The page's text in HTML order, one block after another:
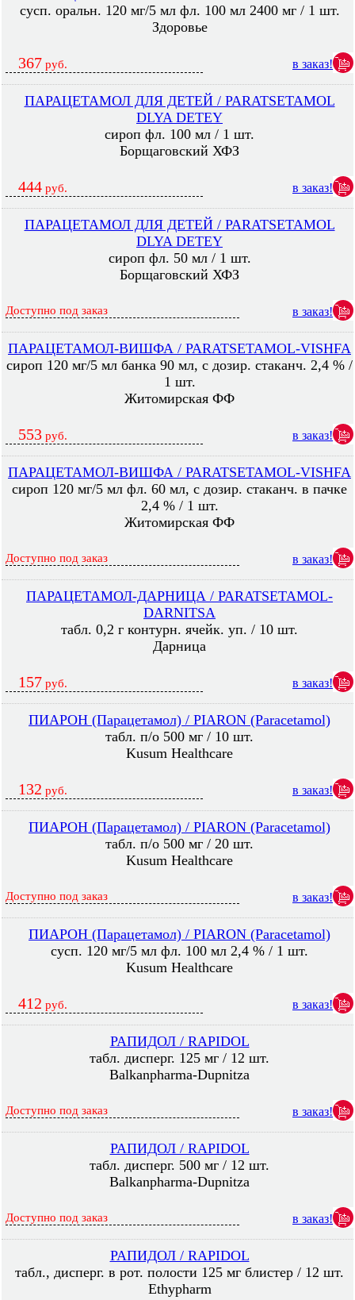
сусп. оральн. 120 мг/5 мл фл. 100 мл 2400 мг / 1 шт.
Здоровье
367 руб. в заказ!
ПАРАЦЕТАМОЛ ДЛЯ ДЕТЕЙ / PARATSETAMOL
DLYA DETEY
сироп фл. 100 мл / 1 шт.
Борщаговский ХФЗ
444 руб. в заказ!
ПАРАЦЕТАМОЛ ДЛЯ ДЕТЕЙ / PARATSETAMOL
DLYA DETEY
сироп фл. 50 мл / 1 шт.
Борщаговский ХФЗ
Доступно под заказ в заказ!
ПАРАЦЕТАМОЛ-ВИШФА / PARATSETAMOL-VISHFA
сироп 120 мг/5 мл банка 90 мл, с дозир. стаканч. 2,4 % /
1 шт.
Житомирская ФФ
553 руб. в заказ!
ПАРАЦЕТАМОЛ-ВИШФА / PARATSETAMOL-VISHFA
сироп 120 мг/5 мл фл. 60 мл, с дозир. стаканч. в пачке
2,4 % / 1 шт.
Житомирская ФФ
Доступно под заказ в заказ!
ПАРАЦЕТАМОЛ-ДАРНИЦА / PARATSETAMOL-
DARNITSA
табл. 0,2 г контурн. ячейк. уп. / 10 шт.
Дарница
157 руб. в заказ!
ПИАРОН (Парацетамол) / PIARON (Paracetamol)
табл. п/о 500 мг / 10 шт.
Kusum Healthcare
132 руб. в заказ!
ПИАРОН (Парацетамол) / PIARON (Paracetamol)
табл. п/о 500 мг / 20 шт.
Kusum Healthcare
Доступно под заказ в заказ!
ПИАРОН (Парацетамол) / PIARON (Paracetamol)
сусп. 120 мг/5 мл фл. 100 мл 2,4 % / 1 шт.
Kusum Healthcare
412 руб. в заказ!
РАПИДОЛ / RAPIDOL
табл. дисперг. 125 мг / 12 шт.
Balkanpharma-Dupnitza
Доступно под заказ в заказ!
РАПИДОЛ / RAPIDOL
табл. дисперг. 500 мг / 12 шт.
Balkanpharma-Dupnitza
Доступно под заказ в заказ!
РАПИДОЛ / RAPIDOL
табл., дисперг. в рот. полости 125 мг блистер / 12 шт.
Ethypharm